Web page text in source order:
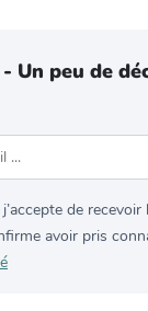
Un peu de
j’accepte de
avoir pris